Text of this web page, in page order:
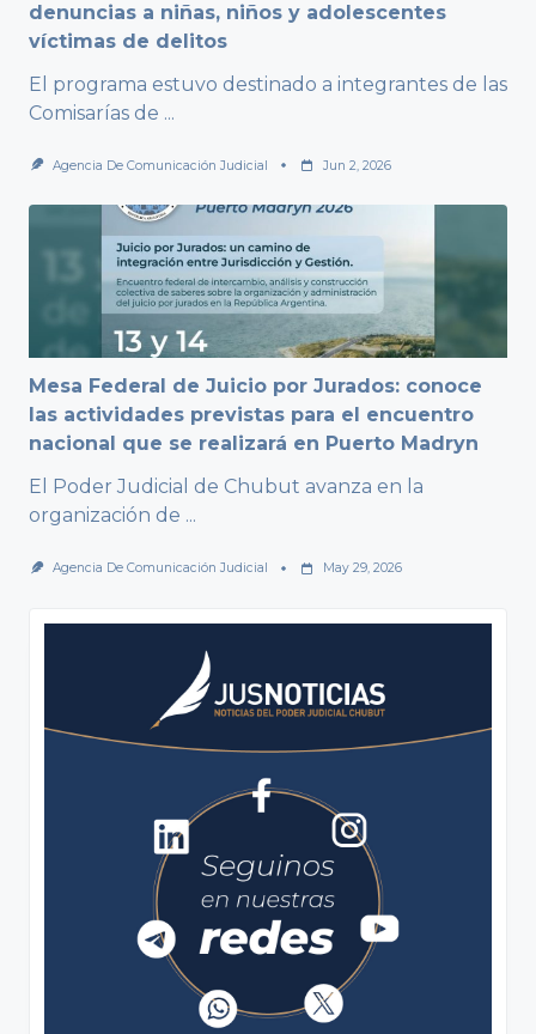
denuncias a niñas, niños y adolescentes
víctimas de delitos
El programa estuvo destinado a integrantes de las
Comisarías de ...
Agencia De Comunicación Judicial Jun 2, 2026
Mesa Federal de Juicio por Jurados: conoce
las actividades previstas para el encuentro
nacional que se realizará en Puerto Madryn
El Poder Judicial de Chubut avanza en la
organización de ...
Agencia De Comunicación Judicial May 29, 2026